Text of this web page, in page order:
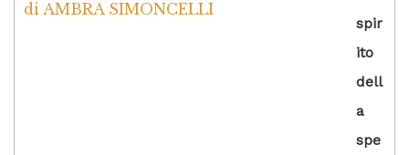
Valutato5su
di AMBRA SIMONCELLI